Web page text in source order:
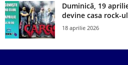
Duminică, 19
devine casa rock-
18 aprilie 2026